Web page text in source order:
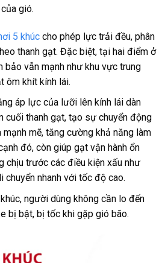
gió.
5 khúccho phép lực trải đều, phân
thanh gạt. Đặc biệt, tại hai điểm ở
bảo vẫn mạnh như khu vực trung
ôm khít kính lái.
áp lực của lưỡi lên kính lái dàn
cuối thanh gạt, tạo sự chuyển động
mẽ, tăng cường khả năng làm
đó, còn giúp gạt vận hành ổn
chịu trước các điều kiện xấu như
chuyển nhanh với tốc độ cao.
người dùng không cần lo đến
bị bật, bị tốc khi gặp gió bão.